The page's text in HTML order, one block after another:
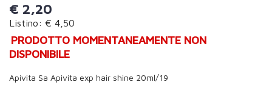
€ 2,20
Listino: € 4,50
PRODOTTO MOMENTANEAMENTE NON
DISPONIBILE
Apivita Sa Apivita exp hair shine 20ml/19